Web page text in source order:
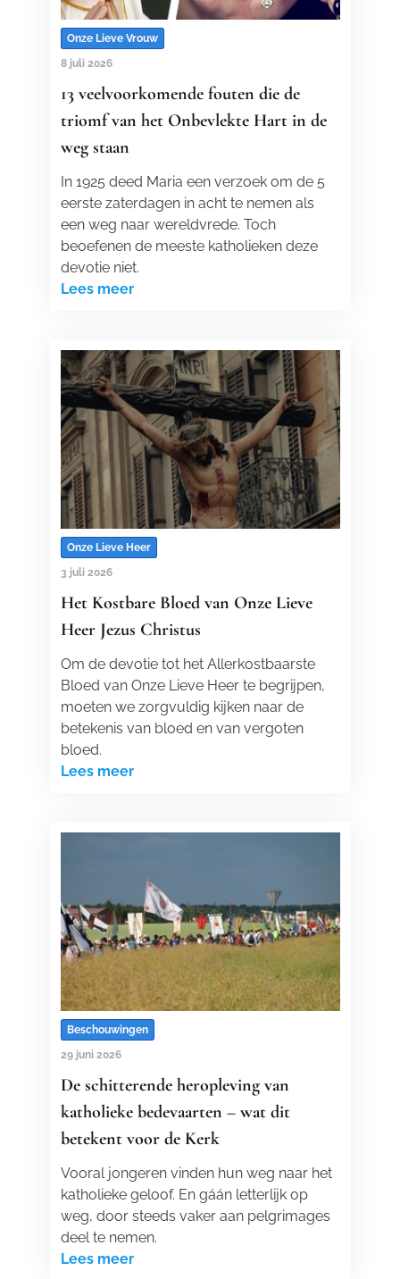
Onze Lieve Vrouw
8 juli 2026
13 veelvoorkomende fouten die de
triomf van het Onbevlekte Hart in de
weg staan
In 1925 deed Maria een verzoek om de 5
eerste zaterdagen in acht te nemen als
een weg naar wereldvrede. Toch
beoefenen de meeste katholieken deze
devotie niet.
Lees meer
Onze Lieve Heer
3 juli 2026
Het Kostbare Bloed van Onze Lieve
Heer Jezus Christus
Om de devotie tot het Allerkostbaarste
Bloed van Onze Lieve Heer te begrijpen,
moeten we zorgvuldig kijken naar de
betekenis van bloed en van vergoten
bloed.
Lees meer
Beschouwingen
29 juni 2026
De schitterende heropleving van
katholieke bedevaarten – wat dit
betekent voor de Kerk
Vooral jongeren vinden hun weg naar het
katholieke geloof. En gáán letterlijk op
weg, door steeds vaker aan pelgrimages
deel te nemen.
Lees meer